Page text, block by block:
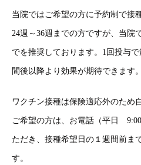
当院ではご希望の方に予約制で接
24週～36週までの方ですが、当院
でを推奨しております。1回投与
間後以降より効果が期待できます。
ワクチン接種は保険適応外のため
ご希望の方は、お電話（平日
ただき、接種希望日の１週間前ま
す。